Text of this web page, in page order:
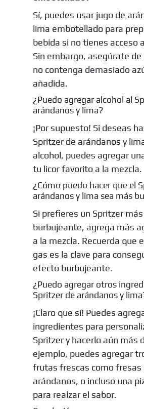
Sí, puedes usar jugo de
lima embotellado para
bebida si no tienes acceso
Sin embargo, asegúrate de
no contenga demasiado
añadida.
¿Puedo agregar alcohol al
arándanos y lima?
¡Por supuesto! Si deseas
Spritzer de arándanos y
alcohol, puedes agregar
tu licor favorito a la mezcla.
¿Cómo puedo hacer que el
arándanos y lima sea más
Si prefieres un Spritzer más
burbujeante, agrega más
a la mezcla. Recuerda que
gas es la clave para
efecto burbujeante.
¿Puedo agregar otros
Spritzer de arándanos y
¡Claro que sí! Puedes
ingredientes para
Spritzer y hacerlo aún más
ejemplo, puedes agregar
frutas frescas como fresas
arándanos, o incluso una
para realzar el sabor.